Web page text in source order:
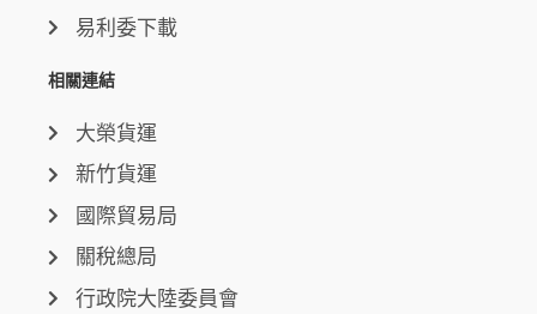
易利委下載
相關連結
大榮貨運
新竹貨運
國際貿易局
關稅總局
行政院大陸委員會